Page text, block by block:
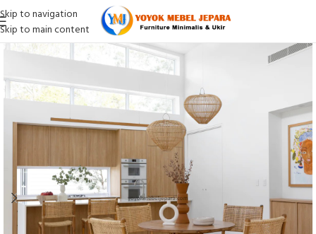
Skip to navigation
Skip to main content